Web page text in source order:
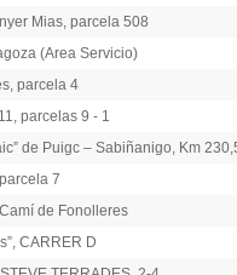
Mias, parcela 508
(Area Servicio)
parcela 4
parcelas 9 - 1
de Puigc – Sabiñanigo, Km
7
de Fonolleres
CARRER D